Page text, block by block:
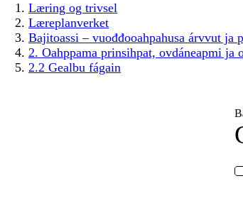
Læring og trivsel
Læreplanverket
Bajitoassi – vuođđooahpahusa árvvut ja
2. Oahppama prinsihpat, ovdáneapmi ja
2.2 Gealbu fágain